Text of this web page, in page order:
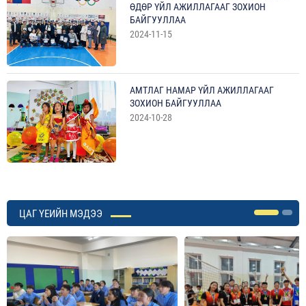
ӨДӨР ҮЙЛ АЖИЛЛАГААГ ЗОХИОН
БАЙГУУЛЛАА
2024-11-15
АМТЛАГ НАМАР ҮЙЛ АЖИЛЛАГААГ
ЗОХИОН БАЙГУУЛЛАА
2024-10-28
ЦАГ ҮЕИЙН МЭДЭЭ